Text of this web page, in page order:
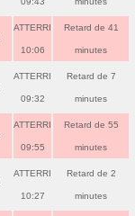
ATTERRI
10:06
Retard de 41
minutes
ATTERRI
09:32
Retard de 7
minutes
ATTERRI
09:55
Retard de 55
minutes
ATTERRI
10:27
Retard de 2
minutes